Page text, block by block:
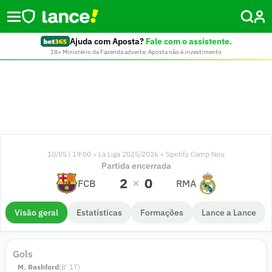
Ajuda com Aposta? Fale com o assistente.
18+ Ministério da Fazenda adverte: Aposta não é investimento
10/05 | 19:00 • La Liga 2025/2026 • Spotify Camp Nou
Partida encerrada
FCB 2 0 RMA
Visão geral Estatísticas Formações Lance a Lance
Gols
(8' 1T)
M. Rashford